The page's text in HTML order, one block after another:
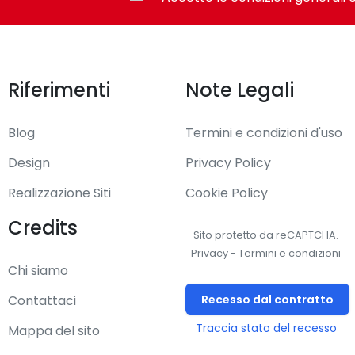
10 Education x64, Windows 10 Enterprise, Windows 10
Windows 7 Home Premium x64, Windows 7
Windows 7 Ultimate x64, Windows 7 x64, Windows 8,
Windows 8.1, Windows 8.1 Enterprise, Windows 8.1 Enterprise
Riferimenti
Blog
Design
Realizzazione Siti
Credits
Chi siamo
Contattaci
Mappa del sito
Note Legali
Termini e condizioni d'uso
Privacy Policy
Cookie Policy
Sito protetto da reCAPTCHA.
Privacy-Termini e condizioni
Recesso dal contratto
Traccia stato del recesso